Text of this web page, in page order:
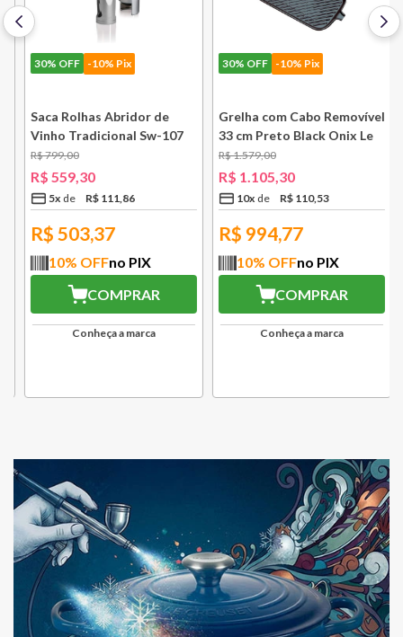
30%OFF -10% Pix
Saca Rolhas Abridor de
Vinho Tradicional Sw-107
Ply Le Creuset
R$799,00
R$559,30
5 x R$111,86
R$503,37
10% OFFno PIX
COMPRAR
Conheça a marca
30%OFF -10% Pix
Grelha com Cabo Removível
33 cm Preto Black Onix Le
Creuset
R$1.579,00
R$1.105,30
10x R$110,53
R$994,77
10% OFFno PIX
COMPRAR
Conheça a marca